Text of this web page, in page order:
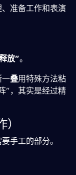
准备工作和表演
放”。
一叠用特殊方法粘
”，其实是经过精
手工的部分。